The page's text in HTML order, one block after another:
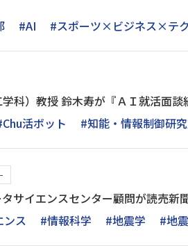
#AI #スポーツ×ビジネス×テ
科）教授 鈴木寿が『ＡＩ就活面
活ボット #知能・情報制御研
サイエンスセンター顧問が読売新
ンス #情報科学 #地震学 #地